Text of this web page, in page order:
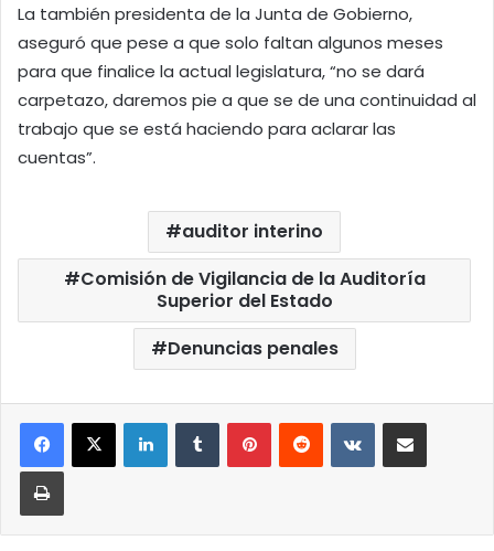
La también presidenta de la Junta de Gobierno,
aseguró que pese a que solo faltan algunos meses
para que finalice la actual legislatura, “no se dará
carpetazo, daremos pie a que se de una continuidad al
trabajo que se está haciendo para aclarar las
cuentas”.
auditor interino
Comisión de Vigilancia de la Auditoría
Superior del Estado
Denuncias penales
LinkedInTumblrPinterestReddit VKontakteCompartir por correo
Imprimir